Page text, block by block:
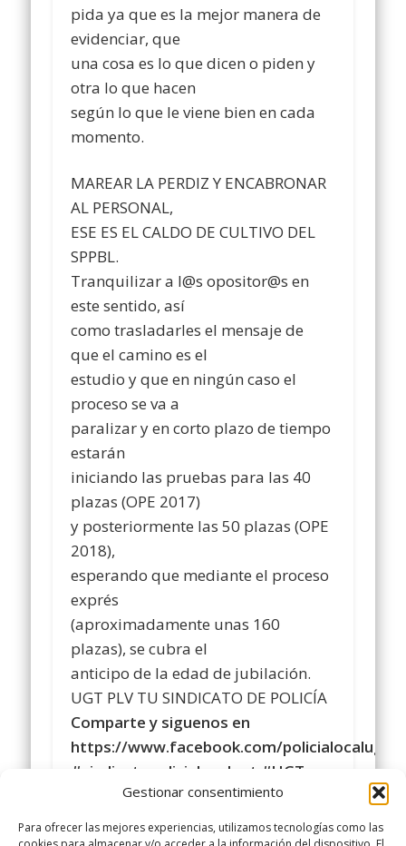
Gestionar consentimiento
Para ofrecer las mejores experiencias, utilizamos tecnologías como las
pida ya que es la mejor manera de
evidenciar, que
una cosa es lo que dicen o piden y
otra lo que hacen
según lo que le viene bien en cada
momento.
MAREAR LA PERDIZ Y ENCABRONAR
AL PERSONAL,
ESE ES EL CALDO DE CULTIVO DEL
SPPBL.
Tranquilizar a l@s opositor@s en
este sentido, así
como trasladarles el mensaje de
que el camino es el
estudio y que en ningún caso el
proceso se va a
paralizar y en corto plazo de tiempo
estarán
iniciando las pruebas para las 40
plazas (OPE 2017)
y posteriormente las 50 plazas (OPE
2018),
esperando que mediante el proceso
exprés
(aproximadamente unas 160
plazas), se cubra el
anticipo de la edad de jubilación.
UGT PLV TU SINDICATO DE POLICÍA
Comparte y siguenos en
https://www.facebook.com/policialocalugt/
#sindicatopolicialocalugt #UGT
Instagram
@sindicatopolicialocalugt